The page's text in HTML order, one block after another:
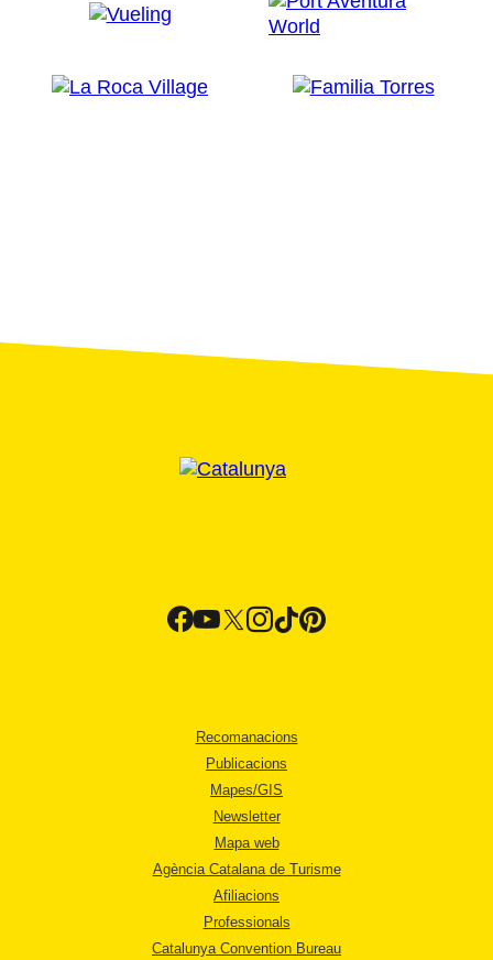
Recomanacions
Publicacions
Mapes/GIS
Newsletter
Mapa web
Agència Catalana de Turisme
Afiliacions
Professionals
Catalunya Convention Bureau